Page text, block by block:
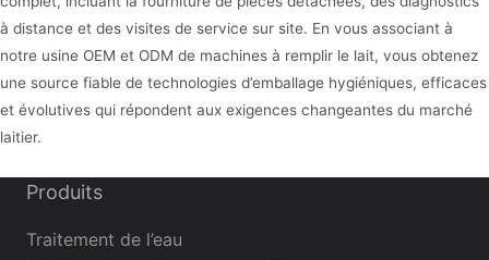
à distance et des visites de service sur site. En vous associant à
notre usine OEM et ODM de machines à remplir le lait, vous obtenez
une source fiable de technologies d’emballage hygiéniques, efficaces
et évolutives qui répondent aux exigences changeantes du marché
laitier.
Produits
Traitement de l’eau